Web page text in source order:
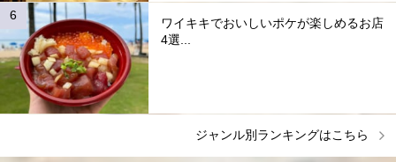
ワイキキでおいしいポケが楽しめるお店
4選...
ジャンル別ランキングはこちら